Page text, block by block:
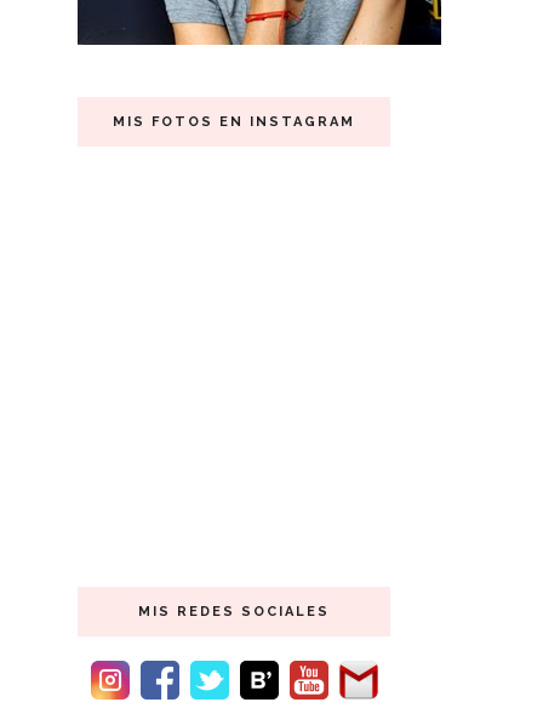
MIS FOTOS EN INSTAGRAM
MIS REDES SOCIALES